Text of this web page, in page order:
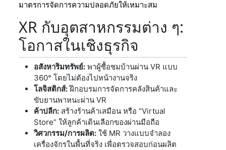
มาตรการจัดการความปลอดภัยให้เหมาะสม
XR กับอุตสาหกรรมต่าง ๆ:
โอกาสในเชิงธุรกิจ
อสังหาริมทรัพย์: พาผู้ซื้อชมบ้านผ่าน VR แบบ
360° โดยไม่ต้องไปหน้างานจริง
โลจิสติกส์:ฝึกอบรมการจัดการคลังสินค้าและ
ขับยานพาหนะผ่าน VR
ค้าปลีก: สร้างร้านค้าเสมือน หรือ “Virtual
Store” ให้ลูกค้าเดินเลือกของผ่านมือถือ
วิศวกรรม/การผลิต: ใช้ MR วางแบบจำลอง
เครื่องจักรในพื้นที่จริง เพื่อตรวจสอบก่อนผลิต